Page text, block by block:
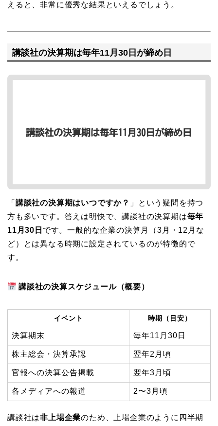
えると、非常に優秀な結果といえるでしょう。
講談社の決算期は毎年11月30日が締め日
「 講談社の決算期はいつですか？ 」という疑問を持つ
方も多いです。答えは明快で、講談社の決算期は毎年
11月30日 です。一般的な企業の決算月（3月・12月な
ど）とは異なる時期に設定されているのが特徴的で
す。
講談社の決算スケジュール（概要）
イベント 時期（目安）
決算期末 毎年11月30日
株主総会・決算承認 翌年2月頃
官報への決算公告掲載 翌年3月頃
各メディアへの報道 2〜3月頃
講談社は非上場企業のため、上場企業のように四半期